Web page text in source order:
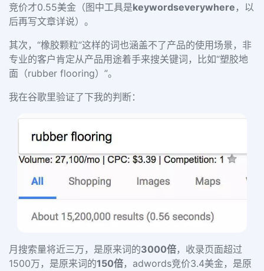
竞价才0.55美金（图中工具是keywordseverywhere ，以
后再写文章详说）。
其次，“橡胶颗粒”这样的词也涵盖不了产品的使用场景，非
专业的客户肯定从产品用途着手来搜关键词，比如“塑胶地
面（rubber flooring）”。
我在谷歌里验证了下我的判断：
月搜索量将近三万，是原来词的3000倍，收录页面超过
1500万，是原来词的150倍，adwords竞价3.4美金，是原